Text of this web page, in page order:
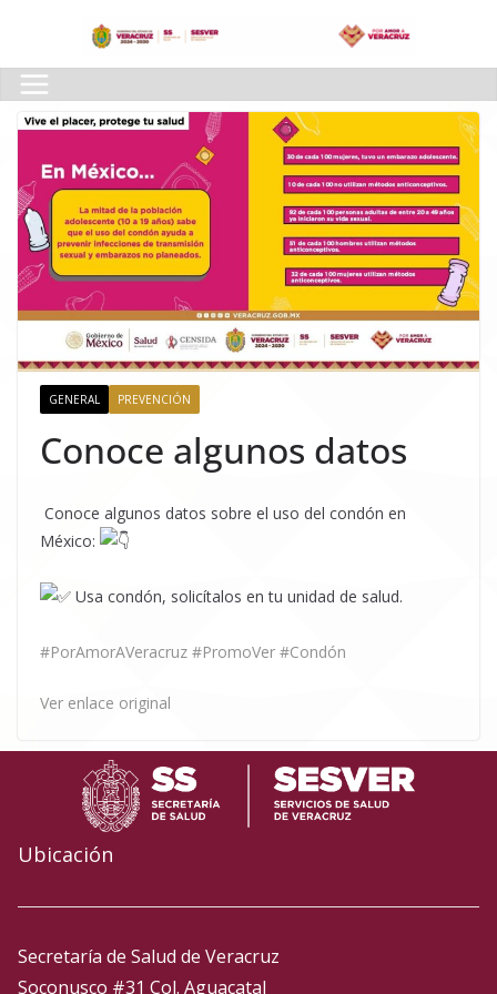
content
GENERAL PREVENCIÓN
Conoce algunos datos
Conoce algunos datos sobre el uso del condón en
México:
Usa condón, solicítalos en tu unidad de salud.
#PorAmorAVeracruz #PromoVer #Condón
Ver enlace original
Ubicación
Secretaría de Salud de Veracruz
Soconusco #31 Col. Aguacatal